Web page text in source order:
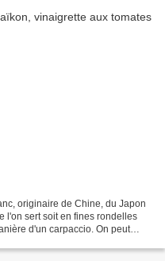
originaire de Chine, du Japon
l'on sert soit en fines rondelles
d'un carpaccio. On peut